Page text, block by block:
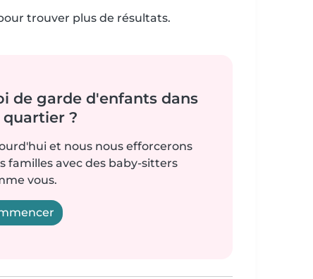
trouver plus de résultats.
de garde d'enfants dans
?
et nous nous efforcerons
familles avec des baby-sitters
vous.